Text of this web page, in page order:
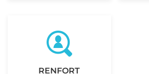
RENFORT